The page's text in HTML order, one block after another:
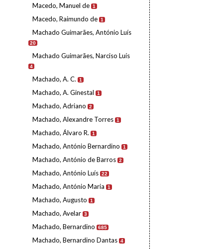
Macedo, Manuel de 1
Macedo, Raimundo de 1
Machado Guimarães, António Luís
20
Machado Guimarães, Narciso Luís
4
Machado, A. C. 1
Machado, A. Ginestal 1
Machado, Adriano 2
Machado, Alexandre Torres 1
Machado, Álvaro R. 1
Machado, António Bernardino 1
Machado, António de Barros 2
Machado, António Luís 22
Machado, António Maria 1
Machado, Augusto 1
Machado, Avelar 3
Machado, Bernardino 685
Machado, Bernardino Dantas 4